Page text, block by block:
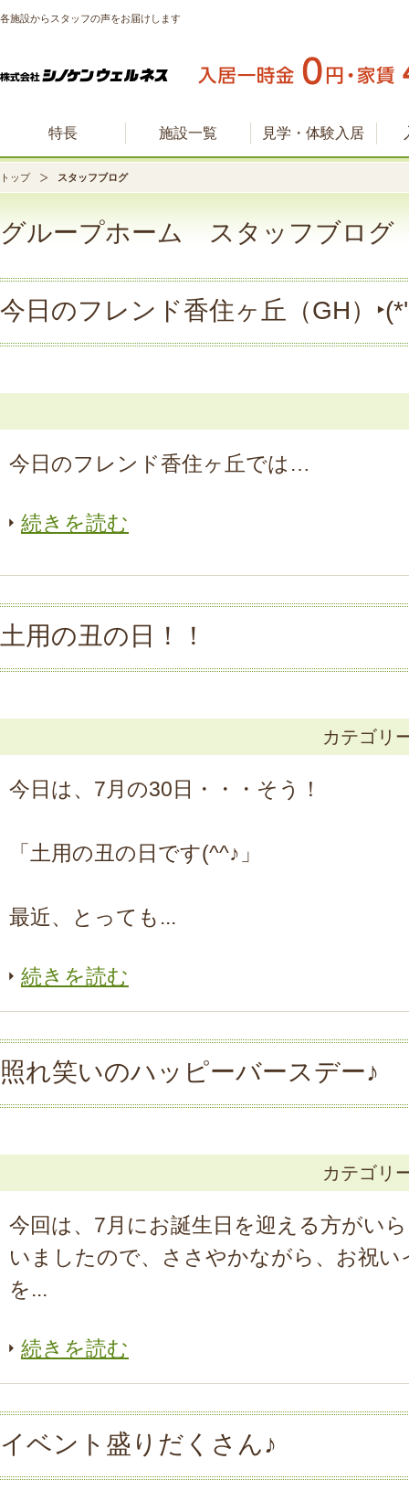
各施設からスタッフの声をお届けします
特長 施設一覧 見学・体験入居
トップ スタッフブログ
グループホーム スタッフブログ
今日のフレンド香住ヶ丘（GH）
今日のフレンド香住ヶ丘では…
続きを読む
土用の丑の日！！
カテゴリ
今日は、7月の30日・・・そう！
「土用の丑の日です(^^♪」
最近、とっても...
続きを読む
照れ笑いのハッピーバースデー♪
カテゴリ
今回は、7月にお誕生日を迎える方がい
いましたので、ささやかながら、お祝い
を...
続きを読む
イベント盛りだくさん♪